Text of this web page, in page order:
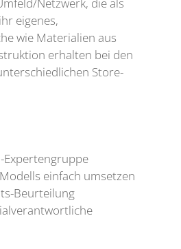
eigenes,
wie Materialien aus
erhalten bei den
Store-
Expertengruppe
einfach umsetzen
Beurteilung